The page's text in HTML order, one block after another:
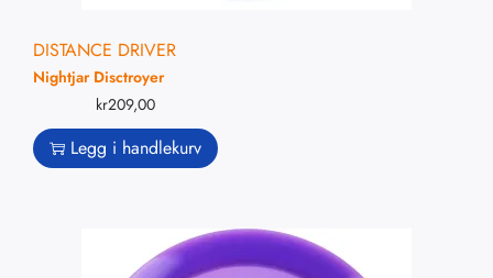
DISTANCE DRIVER
Nightjar Disctroyer
kr209,00
Legg i handlekurv